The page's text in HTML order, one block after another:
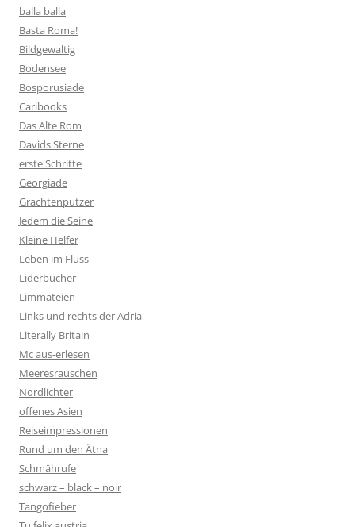
balla balla
Basta Roma!
Bildgewaltig
Bodensee
Bosporusiade
Caribooks
Das Alte Rom
Davids Sterne
erste Schritte
Georgiade
Grachtenputzer
Jedem die Seine
Kleine Helfer
Leben im Fluss
Liderbücher
Limmateien
Links und rechts der Adria
Literally Britain
Mc aus-erlesen
Meeresrauschen
Nordlichter
offenes Asien
Reiseimpressionen
Rund um den Ätna
Schmährufe
schwarz – black – noir
Tangofieber